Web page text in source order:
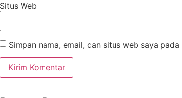
Situs Web
Simpan nama, email, dan situs web saya